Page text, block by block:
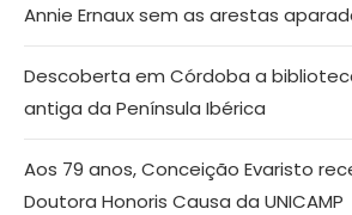
Annie Ernaux sem as arestas
Descoberta em Córdoba a
antiga da Península Ibérica
Aos 79 anos, Conceição Evaristo
Doutora Honoris Causa da UNICAMP